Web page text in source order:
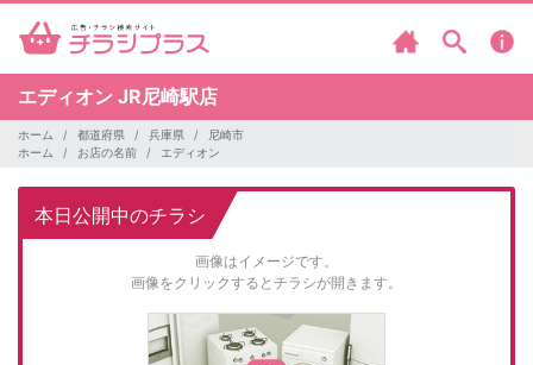
エディオン JR尼崎駅店
ホーム 都道府県 兵庫県
尼崎市
ホーム
お店の名前 エディオン
本日公開中のチラシ
画像はイメージです。
画像をクリックするとチラシが開きます。